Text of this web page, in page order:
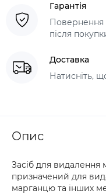
Гарантія
Повернення
після
Доставка
Натисніть,
Опис
Засіб для видалення
призначений для
марганцю та інших